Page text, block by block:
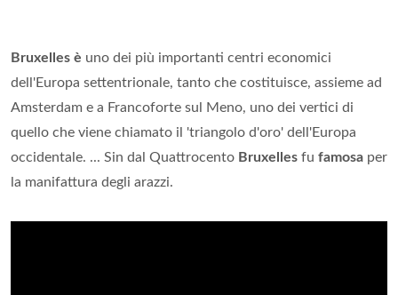
Bruxelles è uno dei più importanti centri economici
dell'Europa settentrionale, tanto che costituisce, assieme ad
Amsterdam e a Francoforte sul Meno, uno dei vertici di
quello che viene chiamato il 'triangolo d'oro' dell'Europa
occidentale. ... Sin dal Quattrocento Bruxelles fu famosa per
la manifattura degli arazzi.